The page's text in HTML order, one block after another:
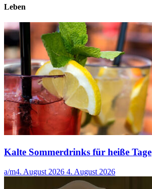
Leben
Kalte Sommerdrinks für heiße Tage
a/m4. August 2026 4. August 2026